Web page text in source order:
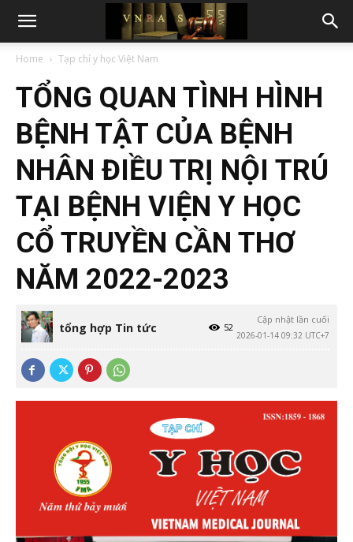
Home Tạp chí y học Việt Nam
TỔNG QUAN TÌNH HÌNH
BỆNH TẬT CỦA BỆNH
NHÂN ĐIỀU TRỊ NỘI TRÚ
TẠI BỆNH VIỆN Y HỌC
CỔ TRUYỀN CẦN THƠ
NĂM 2022-2023
tổng hợp Tin tức
Cập nhật lần cuối
2026-01-14 09:32 UTC+7
52